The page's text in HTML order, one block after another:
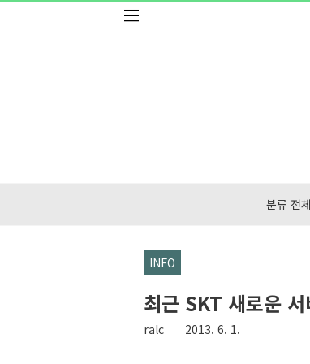
본문 바로가기
분류 전
INFO
최근 SKT 새로운
ralc 2013. 6. 1.